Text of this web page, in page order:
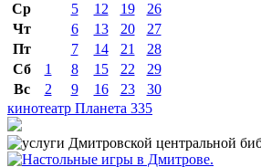
Ср
5 12 19
26
Чт
6 13 20
27
Пт
7 14 21
28
Сб
1 8 15 22
29
Вс
2 9 16 23
30
кинотеатр Планета 335